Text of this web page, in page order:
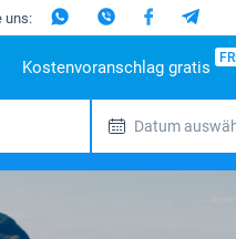
uns:
Reiseziele
Spanien
Kostenvoranschlag gratis
Datum